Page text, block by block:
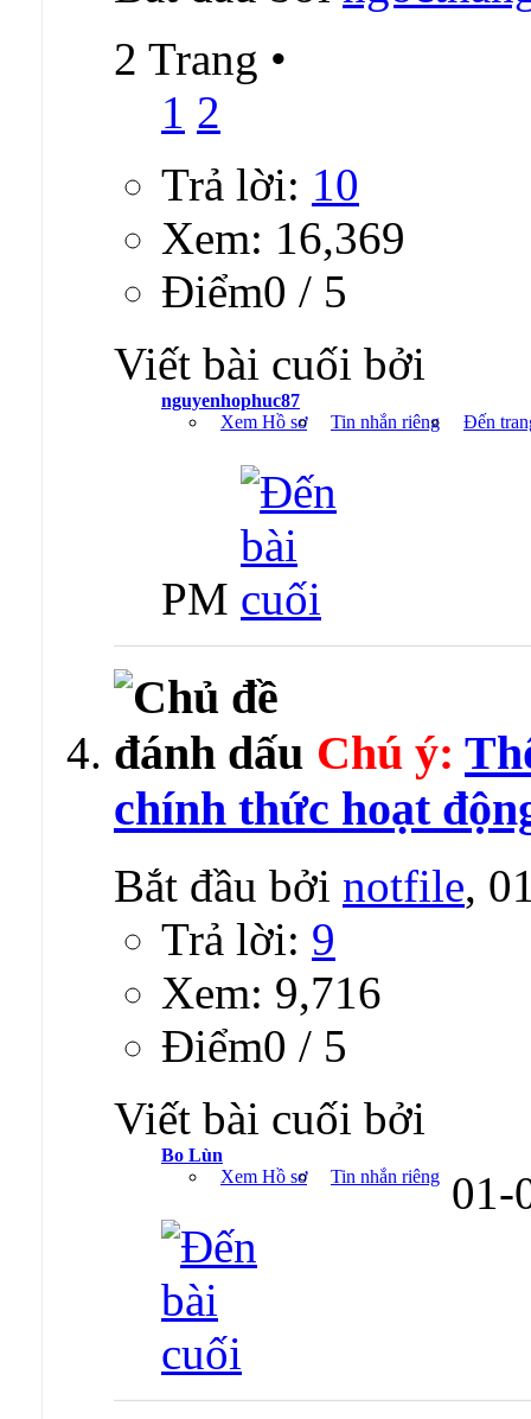
2 Trang •
1 2
Trả lời: 10
Xem: 16,369
Ðiểm0 / 5
Viết bài cuối bởi
nguyenhophuc87
Xem Hồ sơ
Tin nhắn riêng Đến
PM
Chú ý:
chính thức hoạt
Bắt đầu bởi notfile,
Trả lời: 9
Xem: 9,716
Ðiểm0 / 5
Viết bài cuối bởi
Bo Lùn
Xem Hồ sơ
Tin nhắn riêng 01-